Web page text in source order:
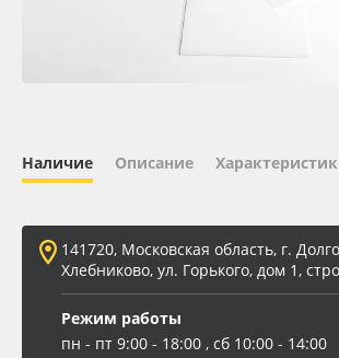
ПЭТ бэклит
Вспененный ПВХ
Наличие Описание
141720, Московская область, г.
Хлебниково, ул. Горького, дом 1,
Режим работы
пн - пт 9:00 - 18:00 , сб 10:00 - 14:00